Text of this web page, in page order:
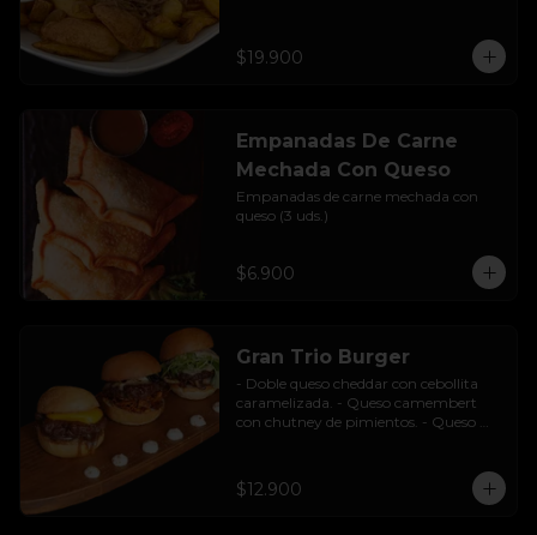
$19.900
Empanadas De Carne
Mechada Con Queso
Empanadas de carne mechada con
queso (3 uds.)
$6.900
Gran Trio Burger
- Doble queso cheddar con cebollita
caramelizada. - Queso camembert
con chutney de pimientos. - Queso
$12.900